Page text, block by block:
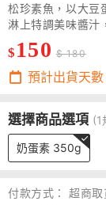
松珍素魚，以大豆
淋上特調美味醬汁
$ 150 $ 180
預計出貨天數
選擇商品選項 (1
奶蛋素 350g
付款方式：
超商取